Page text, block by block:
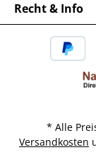
Recht & Info
* Alle
Versandkosten